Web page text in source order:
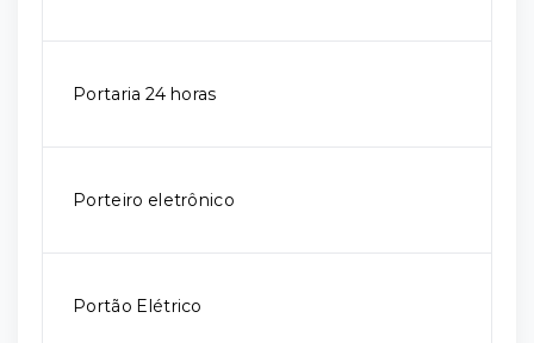
Portaria 24 horas
Porteiro eletrônico
Portão Elétrico